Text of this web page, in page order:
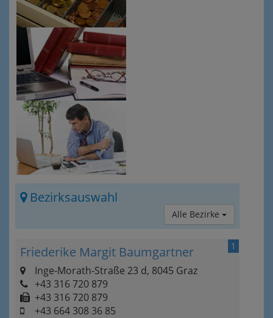
Bezirksauswahl
Alle Bezirke
1
Friederike Margit Baumgartner
Inge-Morath-Straße 23 d, 8045 Graz
+43 316 720 879
+43 316 720 879
+43 664 308 36 85